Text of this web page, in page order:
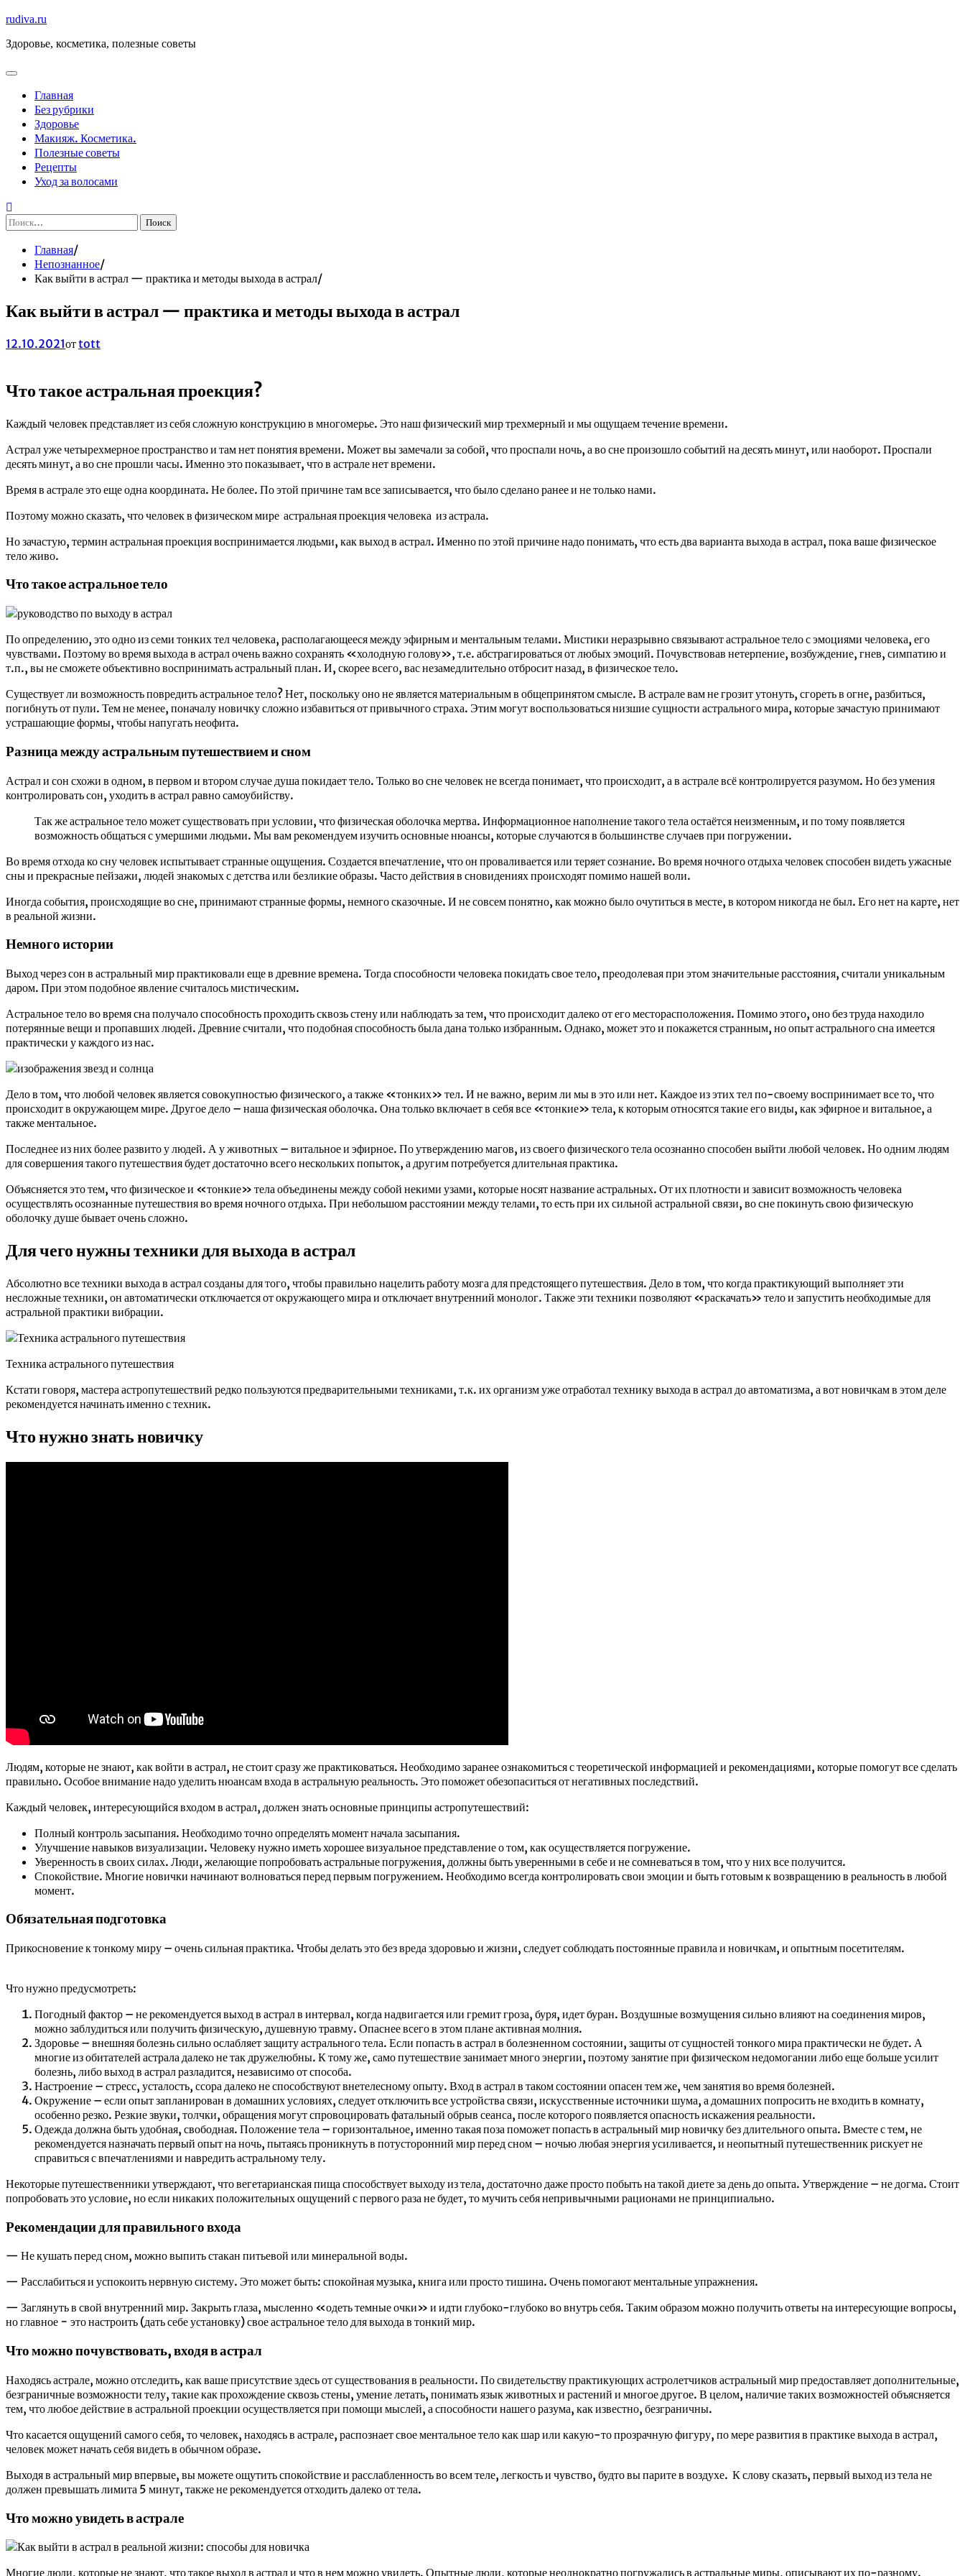
Перейти
содержимому
rudiva.ru
Здоровье, косметика, полезные советы
Главная
Без рубрики
Здоровье
Макияж. Косметика.
Полезные советы
Рецепты
Уход за волосами
Найти:
Главная
Непознанное
Как выйти в астрал — практика и методы выхода в астрал
Как выйти в астрал — практика и методы выхода в астрал
12.10.2021отtott
Что такое астральная проекция?
Каждый человек представляет из себя сложную конструкцию в многомерье. Это наш физический мир трехмерный и мы ощущаем течение времени.
Астрал уже четырехмерное пространство и там нет понятия времени. Может вы замечали за собой, что проспали ночь, а во сне произошло событий на десять минут, или наоборот. Проспали
десять минут, а во сне прошли часы. Именно это показывает, что в астрале нет времени.
Время в астрале это еще одна координата. Не более. По этой причине там все записывается, что было сделано ранее и не только нами.
Поэтому можно сказать, что человек в физическом мире астральная проекция человека из астрала.
Но зачастую, термин астральная проекция воспринимается людьми, как выход в астрал. Именно по этой причине надо понимать, что есть два варианта выхода в астрал, пока ваше физическое
тело живо.
Что такое астральное тело
По определению, это одно из семи тонких тел человека, располагающееся между эфирным и ментальным телами. Мистики неразрывно связывают астральное тело с эмоциями человека, его
чувствами. Поэтому во время выхода в астрал очень важно сохранять «холодную голову», т.е. абстрагироваться от любых эмоций. Почувствовав нетерпение, возбуждение, гнев, симпатию и
т.п., вы не сможете объективно воспринимать астральный план. И, скорее всего, вас незамедлительно отбросит назад, в физическое тело.
Существует ли возможность повредить астральное тело? Нет, поскольку оно не является материальным в общепринятом смысле. В астрале вам не грозит утонуть, сгореть в огне, разбиться,
погибнуть от пули. Тем не менее, поначалу новичку сложно избавиться от привычного страха. Этим могут воспользоваться низшие сущности астрального мира, которые зачастую принимают
устрашающие формы, чтобы напугать неофита.
Разница между астральным путешествием и сном
Астрал и сон схожи в одном, в первом и втором случае душа покидает тело. Только во сне человек не всегда понимает, что происходит, а в астрале всё контролируется разумом. Но без умения
контролировать сон, уходить в астрал равно самоубийству.
Так же астральное тело может существовать при условии, что физическая оболочка мертва. Информационное наполнение такого тела остаётся неизменным, и по тому появляется
возможность общаться с умершими людьми. Мы вам рекомендуем изучить основные нюансы, которые случаются в большинстве случаев при погружении.
Во время отхода ко сну человек испытывает странные ощущения. Создается впечатление, что он проваливается или теряет сознание. Во время ночного отдыха человек способен видеть ужасные
сны и прекрасные пейзажи, людей знакомых с детства или безликие образы. Часто действия в сновидениях происходят помимо нашей воли.
Иногда события, происходящие во сне, принимают странные формы, немного сказочные. И не совсем понятно, как можно было очутиться в месте, в котором никогда не был. Его нет на карте, нет
в реальной жизни.
Немного истории
Выход через сон в астральный мир практиковали еще в древние времена. Тогда способности человека покидать свое тело, преодолевая при этом значительные расстояния, считали уникальным
даром. При этом подобное явление считалось мистическим.
Астральное тело во время сна получало способность проходить сквозь стену или наблюдать за тем, что происходит далеко от его месторасположения. Помимо этого, оно без труда находило
потерянные вещи и пропавших людей. Древние считали, что подобная способность была дана только избранным. Однако, может это и покажется странным, но опыт астрального сна имеется
практически у каждого из нас.
Дело в том, что любой человек является совокупностью физического, а также «тонких» тел. И не важно, верим ли мы в это или нет. Каждое из этих тел по-своему воспринимает все то, что
происходит в окружающем мире. Другое дело – наша физическая оболочка. Она только включает в себя все «тонкие» тела, к которым относятся такие его виды, как эфирное и витальное, а
также ментальное.
Последнее из них более развито у людей. А у животных – витальное и эфирное. По утверждению магов, из своего физического тела осознанно способен выйти любой человек. Но одним людям
для совершения такого путешествия будет достаточно всего нескольких попыток, а другим потребуется длительная практика.
Объясняется это тем, что физическое и «тонкие» тела объединены между собой некими узами, которые носят название астральных. От их плотности и зависит возможность человека
осуществлять осознанные путешествия во время ночного отдыха. При небольшом расстоянии между телами, то есть при их сильной астральной связи, во сне покинуть свою физическую
оболочку душе бывает очень сложно.
Для чего нужны техники для выхода в астрал
Абсолютно все техники выхода в астрал созданы для того, чтобы правильно нацелить работу мозга для предстоящего путешествия. Дело в том, что когда практикующий выполняет эти
несложные техники, он автоматически отключается от окружающего мира и отключает внутренний монолог. Также эти техники позволяют «раскачать» тело и запустить необходимые для
астральной практики вибрации.
Техника астрального путешествия
Кстати говоря, мастера астропутешествий редко пользуются предварительными техниками, т.к. их организм уже отработал технику выхода в астрал до автоматизма, а вот новичкам в этом деле
рекомендуется начинать именно с техник.
Что нужно знать новичку
Людям, которые не знают, как войти в астрал, не стоит сразу же практиковаться. Необходимо заранее ознакомиться с теоретической информацией и рекомендациями, которые помогут все сделать
правильно. Особое внимание надо уделить нюансам входа в астральную реальность. Это поможет обезопаситься от негативных последствий.
Каждый человек, интересующийся входом в астрал, должен знать основные принципы астропутешествий:
Полный контроль засыпания. Необходимо точно определять момент начала засыпания.
Улучшение навыков визуализации. Человеку нужно иметь хорошее визуальное представление о том, как осуществляется погружение.
Уверенность в своих силах. Люди, желающие попробовать астральные погружения, должны быть уверенными в себе и не сомневаться в том, что у них все получится.
Спокойствие. Многие новички начинают волноваться перед первым погружением. Необходимо всегда контролировать свои эмоции и быть готовым к возвращению в реальность в любой
момент.
Обязательная подготовка
Прикосновение к тонкому миру – очень сильная практика. Чтобы делать это без вреда здоровью и жизни, следует соблюдать постоянные правила и новичкам, и опытным посетителям.
Что нужно предусмотреть:
Погодный фактор – не рекомендуется выход в астрал в интервал, когда надвигается или гремит гроза, буря, идет буран. Воздушные возмущения сильно влияют на соединения миров,
можно заблудиться или получить физическую, душевную травму. Опаснее всего в этом плане активная молния.
Здоровье – внешняя болезнь сильно ослабляет защиту астрального тела. Если попасть в астрал в болезненном состоянии, защиты от сущностей тонкого мира практически не будет. А
многие из обитателей астрала далеко не так дружелюбны. К тому же, само путешествие занимает много энергии, поэтому занятие при физическом недомогании либо еще больше усилит
болезнь, либо выход в астрал разладится, независимо от способа.
Настроение – стресс, усталость, ссора далеко не способствуют внетелесному опыту. Вход в астрал в таком состоянии опасен тем же, чем занятия во время болезней.
Окружение – если опыт запланирован в домашних условиях, следует отключить все устройства связи, искусственные источники шума, а домашних попросить не входить в комнату,
особенно резко. Резкие звуки, толчки, обращения могут спровоцировать фатальный обрыв сеанса, после которого появляется опасность искажения реальности.
Одежда должна быть удобная, свободная. Положение тела – горизонтальное, именно такая поза поможет попасть в астральный мир новичку без длительного опыта. Вместе с тем, не
рекомендуется назначать первый опыт на ночь, пытаясь проникнуть в потусторонний мир перед сном – ночью любая энергия усиливается, и неопытный путешественник рискует не
справиться с впечатлениями и навредить астральному телу.
Некоторые путешественники утверждают, что вегетарианская пища способствует выходу из тела, достаточно даже просто побыть на такой диете за день до опыта. Утверждение – не догма. Стоит
попробовать это условие, но если никаких положительных ощущений с первого раза не будет, то мучить себя непривычными рационами не принципиально.
Рекомендации для правильного входа
— Не кушать перед сном, можно выпить стакан питьевой или минеральной воды.
— Расслабиться и успокоить нервную систему. Это может быть: спокойная музыка, книга или просто тишина. Очень помогают ментальные упражнения.
— Заглянуть в свой внутренний мир. Закрыть глаза, мысленно «одеть темные очки» и идти глубоко-глубоко во внутрь себя. Таким образом можно получить ответы на интересующие вопросы,
но главное − это настроить (дать себе установку) свое астральное тело для выхода в тонкий мир.
Что можно почувствовать, входя в астрал
Находясь астрале, можно отследить, как ваше присутствие здесь от существования в реальности. По свидетельству практикующих астролетчиков астральный мир предоставляет дополнительные,
безграничные возможности телу, такие как прохождение сквозь стены, умение летать, понимать язык животных и растений и многое другое. В целом, наличие таких возможностей объясняется
тем, что любое действие в астральной проекции осуществляется при помощи мыслей, а способности нашего разума, как известно, безграничны.
Что касается ощущений самого себя, то человек, находясь в астрале, распознает свое ментальное тело как шар или какую-то прозрачную фигуру, по мере развития в практике выхода в астрал,
человек может начать себя видеть в обычном образе.
Выходя в астральный мир впервые, вы можете ощутить спокойствие и расслабленность во всем теле, легкость и чувство, будто вы парите в воздухе. К слову сказать, первый выход из тела не
должен превышать лимита 5 минут, также не рекомендуется отходить далеко от тела.
Что можно увидеть в астрале
Многие люди, которые не знают, что такое выход в астрал и что в нем можно увидеть. Опытные люди, которые неоднократно погружались в астральные миры, описывают их по-разному.